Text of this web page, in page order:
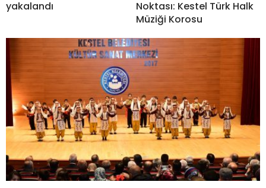
yakalandı
Noktası: Kestel Türk Halk
Müziği Korosu